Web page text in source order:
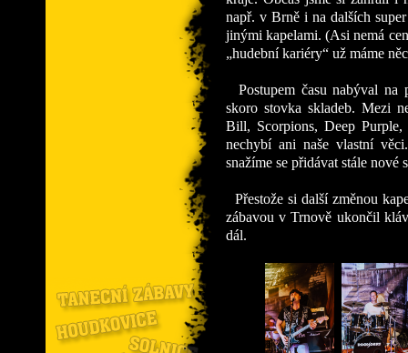
např. v Brně i na dalších
jinými kapelami. (Asi nemá
„hudební kariéry“ už máme
Postupem času nabýval na
skoro stovka skladeb. Mezi
Bill, Scorpions, Deep
nechybí ani naše vlastní
snažíme se přidávat stále nové
Přestože si další změnou
zábavou v Trnově ukončil
dál.